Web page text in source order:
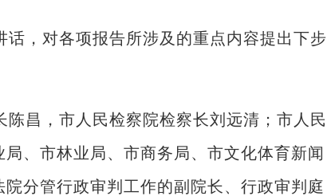
，对各项报告所涉及的重点内容提出下步
昌，市人民检察院检察长刘远清；市人民
、市林业局、市商务局、市文化体育新闻
分管行政审判工作的副院长、行政审判庭